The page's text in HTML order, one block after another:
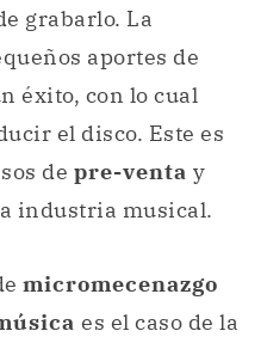
grabarlo. La
aportes de
éxito, con lo cual
el disco. Este es
de pre-venta y
industria musical.
micromecenazgo
es el caso de la